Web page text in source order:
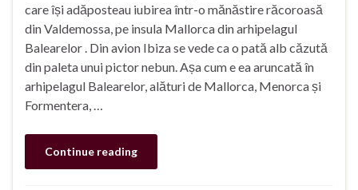
care își adăposteau iubirea într-o mănăstire răcoroasă
din Valdemossa, pe insula Mallorca din arhipelagul
Balearelor . Din avion Ibiza se vede ca o pată alb căzută
din paleta unui pictor nebun. Așa cum e ea aruncată în
arhipelagul Balearelor, alături de Mallorca, Menorca și
Formentera, …
Continue reading